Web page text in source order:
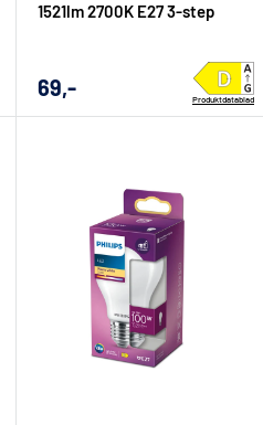
1521lm 2700K E27 3-step
Udsalgs
69,- Produktdatablad